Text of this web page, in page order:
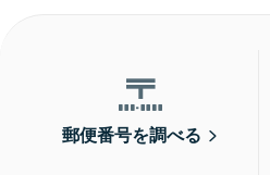
郵便番号を調べる